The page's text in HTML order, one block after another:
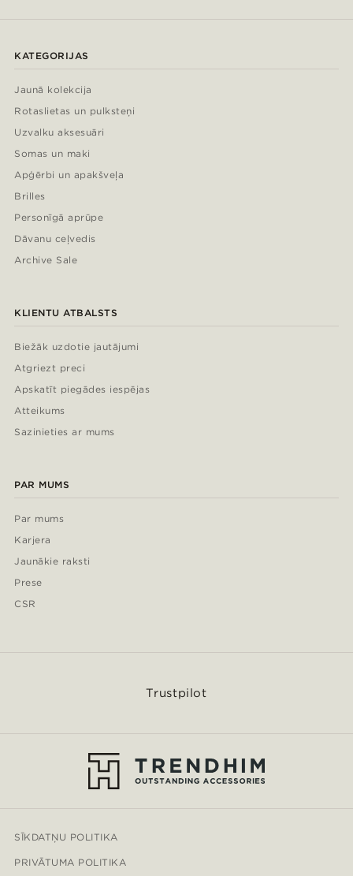
KATEGORIJAS
Jaunā kolekcija
Rotaslietas un pulksteņi
Uzvalku aksesuāri
Somas un maki
Apģērbi un apakšveļa
Brilles
Personīgā aprūpe
Dāvanu ceļvedis
Archive Sale
KLIENTU ATBALSTS
Biežāk uzdotie jautājumi
Atgriezt preci
Apskatīt piegādes iespējas
Atteikums
Sazinieties ar mums
PAR MUMS
Par mums
Karjera
Jaunākie raksti
Prese
CSR
Trustpilot
SĪKDATŅU POLITIKA
PRIVĀTUMA POLITIKA